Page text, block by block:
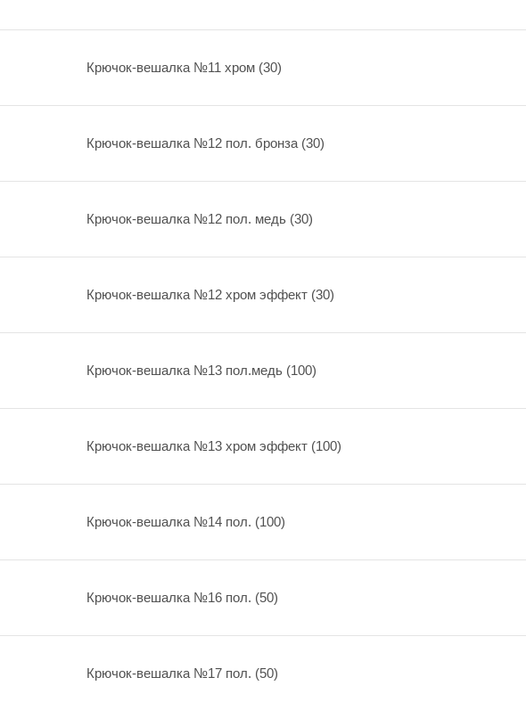
Крючок-вешалка №11 хром (30)
Крючок-вешалка №12 пол. бронза (30)
Крючок-вешалка №12 пол. медь (30)
Крючок-вешалка №12 хром эффект (30)
Крючок-вешалка №13 пол.медь (100)
Крючок-вешалка №13 хром эффект (100)
Крючок-вешалка №14 пол. (100)
Крючок-вешалка №16 пол. (50)
Крючок-вешалка №17 пол. (50)